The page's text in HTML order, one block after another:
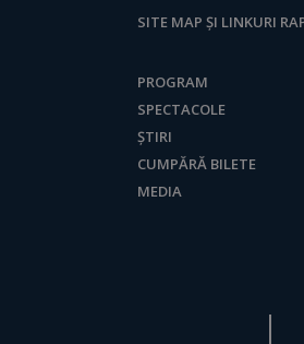
SITE MAP ȘI LINKURI
PROGRAM
SPECTACOLE
ȘTIRI
CUMPĂRĂ BILETE
MEDIA